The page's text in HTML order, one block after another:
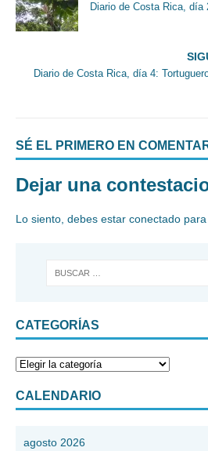
Diario de Costa Rica, día
Diario de Costa Rica, día 4:
SÉ EL PRIMERO EN
Dejar una
Lo siento, debes estar conectado
CATEGORÍAS
CALENDARIO
agosto 2026